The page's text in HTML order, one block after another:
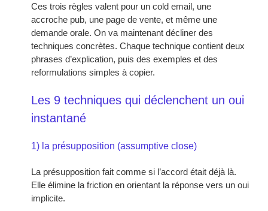
Ces trois règles valent pour un cold email, une
accroche pub, une page de vente, et même une
demande orale. On va maintenant décliner des
techniques concrètes. Chaque technique contient deux
phrases d’explication, puis des exemples et des
reformulations simples à copier.
Les 9 techniques qui déclenchent un oui
instantané
1) la présupposition (assumptive close)
La présupposition fait comme si l’accord était déjà là.
Elle élimine la friction en orientant la réponse vers un oui
implicite.